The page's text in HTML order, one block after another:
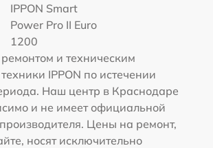
IPPON Smart
Power Pro II Euro
1200
и техническим
IPPON по истечении
Наш центр в Краснодаре
и не имеет официальной
Цены на ремонт,
носят исключительно